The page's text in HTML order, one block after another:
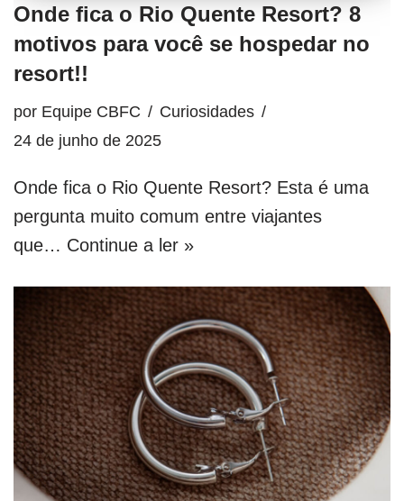
Onde fica o Rio Quente Resort? 8
motivos para você se hospedar no
resort!!
por Equipe CBFC
Curiosidades
24 de junho de 2025
Onde fica o Rio Quente Resort? Esta é uma
pergunta muito comum entre viajantes
que… Continue a ler »